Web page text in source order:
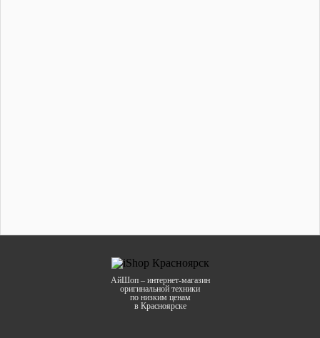
АйШоп – интернет-магазин
оригинальной техники
по низким ценам
в Красноярске